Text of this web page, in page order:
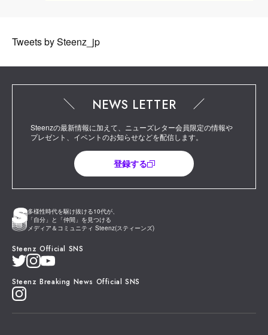
Tweets by Steenz_jp
多様性時代を駆け抜ける10代が、
「自分」と「仲間」を見つける
メディア＆コミュニティ Steenz(スティーンズ)
Steenz Official SNS
Steenz Breaking News Official SNS
NEWS LETTER
Steenzの最新情報に加えて、ニューズレター会員限定の情報や
プレゼント、イベントのお知らせなどを配信します。
登録する